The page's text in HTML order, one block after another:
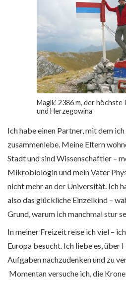
Maglić 2386 m, der höchste
und Herzegowina
Ich habe einen Partner, mit dem
zusammenlebe. Meine Eltern
Stadt und sind Wissenschaftler –
Mikrobiologin und mein Vater
nicht mehr an der Universität. Ich
also das glückliche Einzelkind –
Grund, warum ich manchmal stur
In meiner Freizeit reise ich viel –
Europa besucht. Ich liebe es, über
Aufgaben nachzudenken und zu
Momentan versuche ich, die